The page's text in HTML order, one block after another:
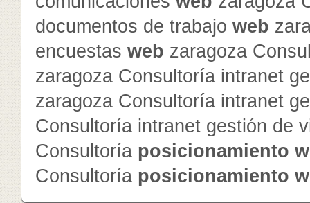
documentos de trabajo web
encuestas web zaragoza
zaragoza Consultoría intranet
zaragoza Consultoría intranet
Consultoría intranet gestión de
Consultoría posicionamiento
Consultoría posicionamiento